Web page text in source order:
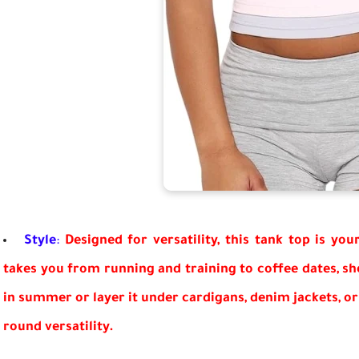
Style: Designed for versatility, this tank top is
takes you from running and training to coffee dates,
in summer or layer it under cardigans, denim jackets,
round versatility.